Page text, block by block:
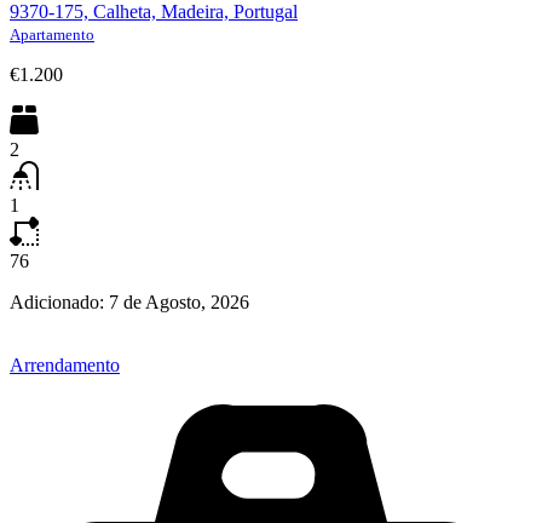
9370-175, Calheta, Madeira, Portugal
Apartamento
€1.200
2
1
76
Adicionado: 7 de Agosto, 2026
Arrendamento